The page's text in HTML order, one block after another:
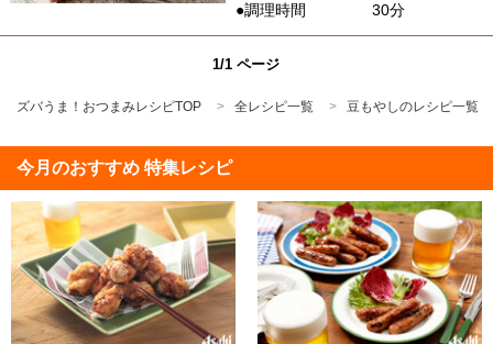
●調理時間
30分
1/1 ページ
ズバうま！おつまみレシピTOP 全レシピ一覧 豆もやしのレシピ一覧
今月のおすすめ 特集レシピ